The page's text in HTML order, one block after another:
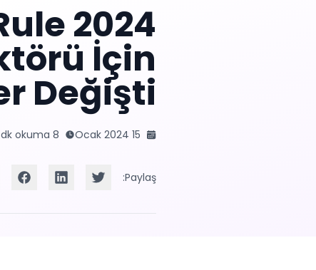
İçin
Değişti?
15 Ocak 2024
8 dk okuma
Paylaş: